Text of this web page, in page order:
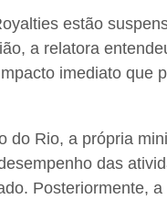
estão
a relatora
imediato que
do Rio, a própria
das
Posteriormente,